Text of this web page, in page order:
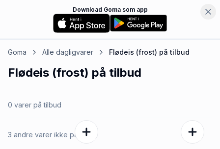
Download Goma som app
Goma Alle dagligvarer Flødeis (frost) på tilbud
Flødeis (frost) på tilbud
0 varer på tilbud
3 andre varer ikke på tilbud